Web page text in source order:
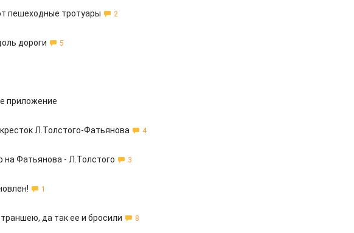
пешеходные тротуары 2
дороги 5
приложение
Л.Толстого-Фатьянова 4
на Фатьянова - Л.Толстого 3
1
да так ее и бросили 8